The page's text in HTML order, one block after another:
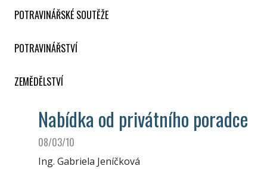
POTRAVINÁŘSKÉ SOUTĚŽE
POTRAVINÁŘSTVÍ
ZEMĚDĚLSTVÍ
Nabídka od privátního poradce
08/03/10
Ing. Gabriela Jeníčková